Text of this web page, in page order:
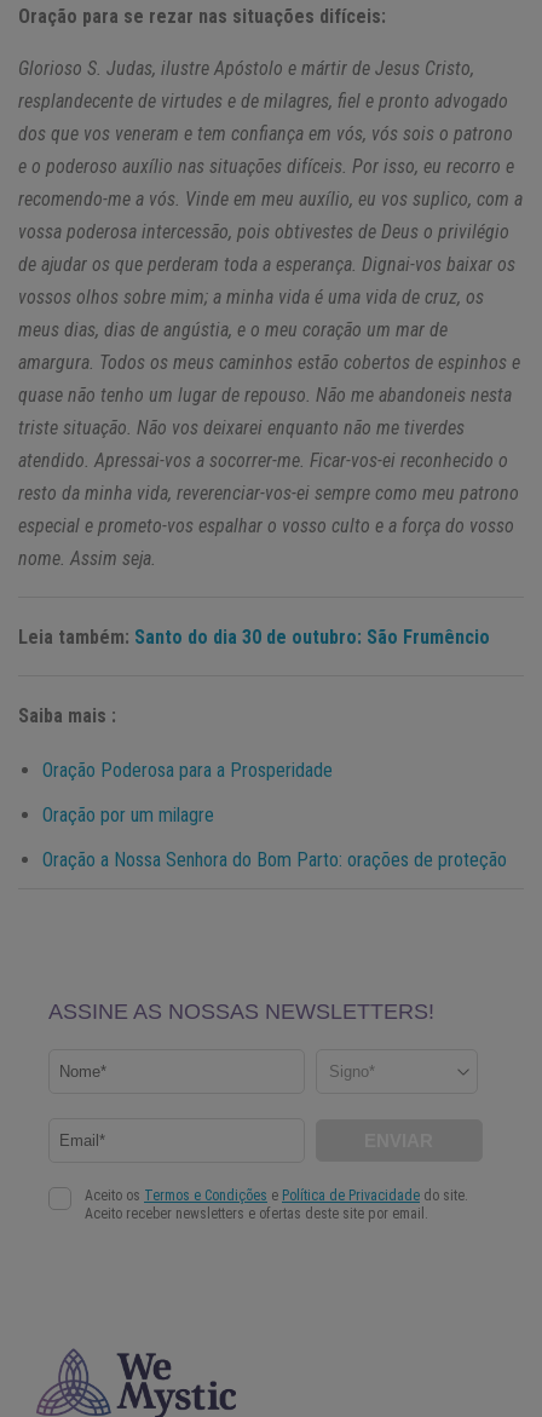
Oração para se rezar nas situações difíceis:
Glorioso S. Judas, ilustre Apóstolo e mártir de Jesus Cristo,
resplandecente de virtudes e de milagres, fiel e pronto advogado
dos que vos veneram e tem confiança em vós, vós sois o patrono
e o poderoso auxílio nas situações difíceis. Por isso, eu recorro e
recomendo-me a vós. Vinde em meu auxílio, eu vos suplico, com a
vossa poderosa intercessão, pois obtivestes de Deus o privilégio
de ajudar os que perderam toda a esperança. Dignai-vos baixar os
vossos olhos sobre mim; a minha vida é uma vida de cruz, os
meus dias, dias de angústia, e o meu coração um mar de
amargura. Todos os meus caminhos estão cobertos de espinhos e
quase não tenho um lugar de repouso. Não me abandoneis nesta
triste situação. Não vos deixarei enquanto não me tiverdes
atendido. Apressai-vos a socorrer-me. Ficar-vos-ei reconhecido o
resto da minha vida, reverenciar-vos-ei sempre como meu patrono
especial e prometo-vos espalhar o vosso culto e a força do vosso
nome. Assim seja.
Leia também: Santo do dia 30 de outubro: São Frumêncio
Saiba mais :
Oração Poderosa para a Prosperidade
Oração por um milagre
Oração a Nossa Senhora do Bom Parto: orações de proteção